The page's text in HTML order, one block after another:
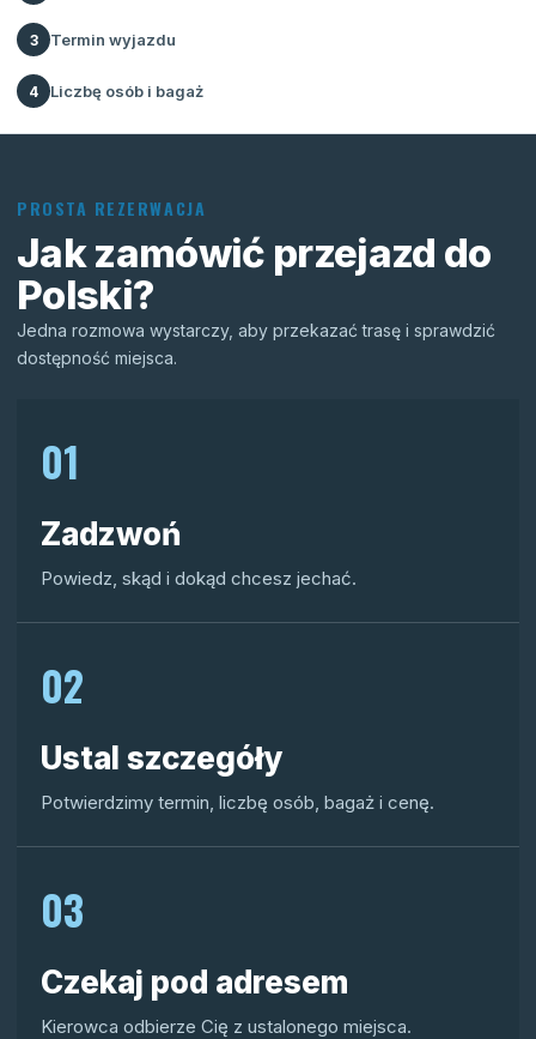
3 Termin wyjazdu
4 Liczbę osób i bagaż
PROSTA REZERWACJA
Jak zamówić przejazd do
Polski?
Jedna rozmowa wystarczy, aby przekazać trasę i sprawdzić
dostępność miejsca.
01
Zadzwoń
Powiedz, skąd i dokąd chcesz jechać.
02
Ustal szczegóły
Potwierdzimy termin, liczbę osób, bagaż i cenę.
03
Czekaj pod adresem
Kierowca odbierze Cię z ustalonego miejsca.